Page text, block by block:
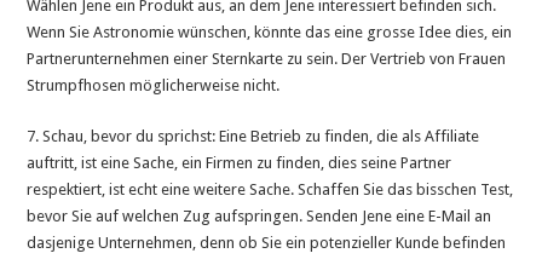
Wählen Jene ein Produkt aus, an dem Jene interessiert befinden sich.
Wenn Sie Astronomie wünschen, könnte das eine grosse Idee dies, ein
Partnerunternehmen einer Sternkarte zu sein. Der Vertrieb von Frauen
Strumpfhosen möglicherweise nicht.
7. Schau, bevor du sprichst: Eine Betrieb zu finden, die als Affiliate
auftritt, ist eine Sache, ein Firmen zu finden, dies seine Partner
respektiert, ist echt eine weitere Sache. Schaffen Sie das bisschen Test,
bevor Sie auf welchen Zug aufspringen. Senden Jene eine E-Mail an
dasjenige Unternehmen, denn ob Sie ein potenzieller Kunde befinden